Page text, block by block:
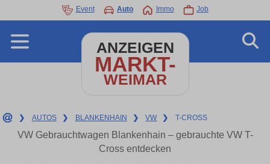
Event Auto Immo Job
ANZEIGEN
MARKT-
WEIMAR
❯ AUTOS ❯ BLANKENHAIN ❯ VW ❯ T-CROSS
VW Gebrauchtwagen Blankenhain – gebrauchte VW T-
Cross entdecken